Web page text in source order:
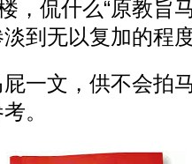
楼，侃什么“原教
到无以复加的程
一文，供不会拍
。